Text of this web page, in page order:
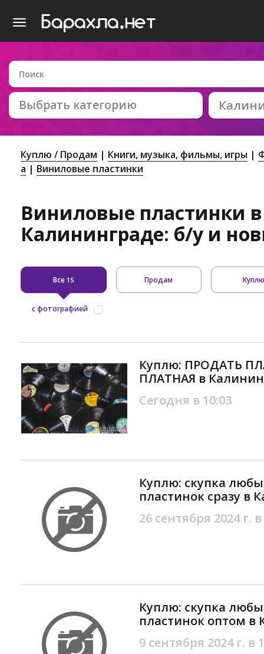
Выбрать категорию
Куплю / Продам Книги, музыка, фильмы, игры
а
Виниловые пластинки
Виниловые пластинки в
Калининграде: б/у и
Все 15 Продам
с фотографией
Куплю: ПРОДАТЬ
ПЛАТНАЯ в
Сегодня в 10:03
Куплю: скупка
пластинок сразу в
26 сентября 2024 г.
Куплю: скупка
пластинок оптом в
9 сентября 2024 г. в